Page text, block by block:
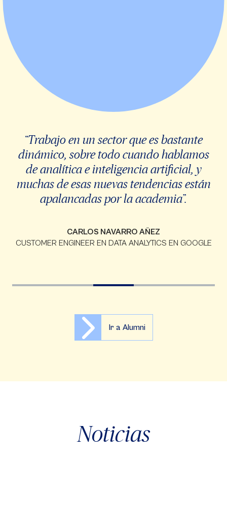
“Trabajo en un sector que es bastante
dinámico, sobre todo cuando hablamos
de analítica e inteligencia artificial, y
muchas de esas nuevas tendencias están
apalancadas por la academia”.
CARLOS NAVARRO AÑEZ
CUSTOMER ENGINEER EN DATA ANALYTICS EN GOOGLE
Ir a Alumni
Noticias